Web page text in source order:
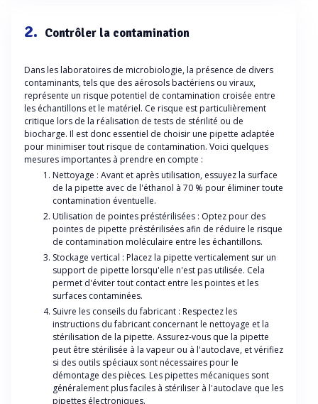
2. Contrôler la contamination
Dans les laboratoires de microbiologie, la présence de divers
contaminants, tels que des aérosols bactériens ou viraux,
représente un risque potentiel de contamination croisée entre
les échantillons et le matériel. Ce risque est particulièrement
critique lors de la réalisation de tests de stérilité ou de
biocharge. Il est donc essentiel de choisir une pipette adaptée
pour minimiser tout risque de contamination. Voici quelques
mesures importantes à prendre en compte :
Nettoyage : Avant et après utilisation, essuyez la surface
de la pipette avec de l'éthanol à 70 % pour éliminer toute
contamination éventuelle.
Utilisation de pointes préstérilisées : Optez pour des
pointes de pipette préstérilisées afin de réduire le risque
de contamination moléculaire entre les échantillons.
Stockage vertical : Placez la pipette verticalement sur un
support de pipette lorsqu'elle n'est pas utilisée. Cela
permet d'éviter tout contact entre les pointes et les
surfaces contaminées.
Suivre les conseils du fabricant : Respectez les
instructions du fabricant concernant le nettoyage et la
stérilisation de la pipette. Assurez-vous que la pipette
peut être stérilisée à la vapeur ou à l'autoclave, et vérifiez
si des outils spéciaux sont nécessaires pour le
démontage des pièces. Les pipettes mécaniques sont
généralement plus faciles à stériliser à l'autoclave que les
pipettes électroniques.